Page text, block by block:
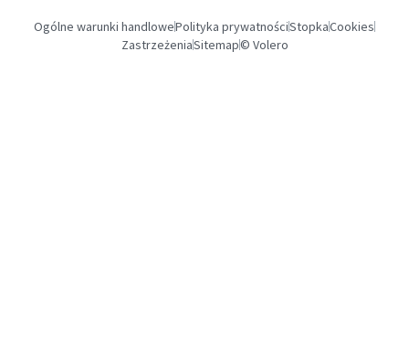
Ogólne warunki handlowePolityka prywatnościStopkaCookies
ZastrzeżeniaSitemap© Volero